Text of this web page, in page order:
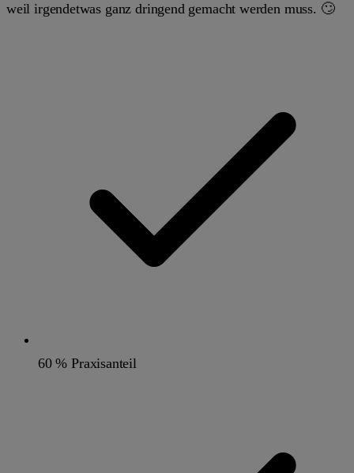
weil irgendetwas ganz dringend gemacht werden muss. 🙄
60 % Praxisanteil